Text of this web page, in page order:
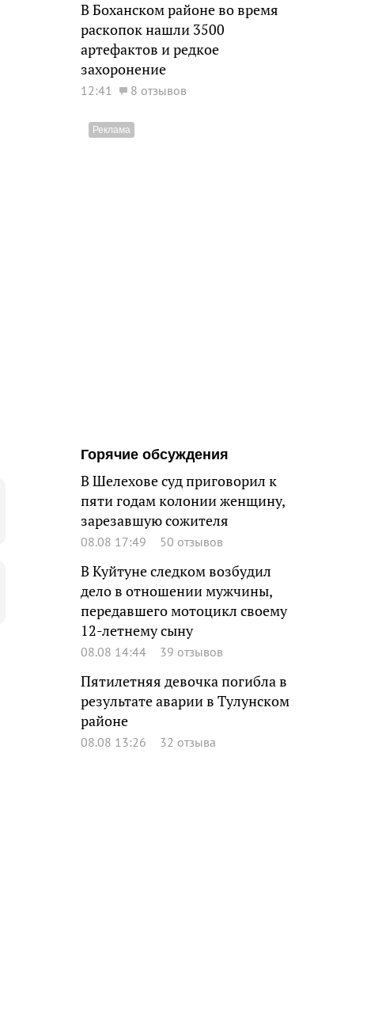
В Боханском районе во время
раскопок нашли 3500
артефактов и редкое
захоронение
12:41 8 отзывов
Горячие обсуждения
В Шелехове суд приговорил к
пяти годам колонии женщину,
зарезавшую сожителя
08.08 17:49 50 отзывов
В Куйтуне следком возбудил
дело в отношении мужчины,
передавшего мотоцикл своему
12-летнему сыну
08.08 14:44 39 отзывов
Пятилетняя девочка погибла в
результате аварии в Тулунском
районе
08.08 13:26 32 отзыва